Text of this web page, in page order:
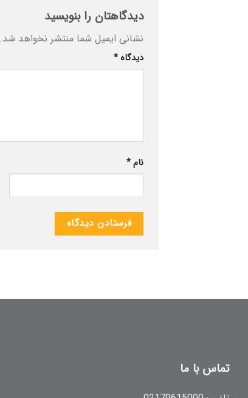
دیدگاهتان را بنویسید
نشانی ایمیل شما منتشر نخواهد شد.
دیدگاه*
نام*
تماس با ما